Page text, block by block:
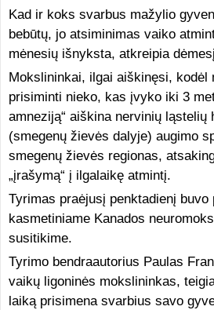
Kad ir koks svarbus mažylio
bebūtų, jo atsiminimas vaiko
mėnesių išnyksta, atkreipia
Mokslininkai, ilgai aiškinęsi, kodėl
prisiminti nieko, kas įvyko iki 3
amneziją“ aiškina nervinių ląstelių
(smegenų žievės dalyje) augimo
smegenų žievės regionas,
„įrašymą“ į ilgalaikę atmintį.
Tyrimas praėjusį penktadienį buvo
kasmetiniame Kanados
susitikime.
Tyrimo bendraautorius Paulas
vaikų ligoninės mokslininkas,
laiką prisimena svarbius savo